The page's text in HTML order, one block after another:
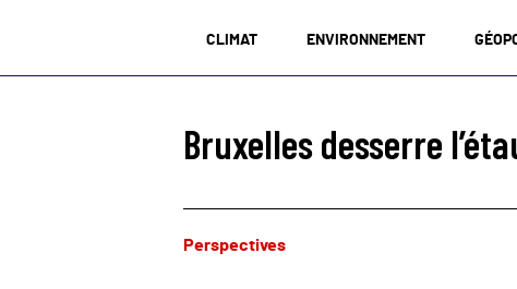
CLIMAT ENVIRONNEMENT
Bruxelles desserre
Perspectives